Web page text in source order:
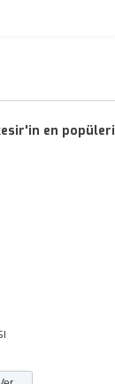
en popüleri